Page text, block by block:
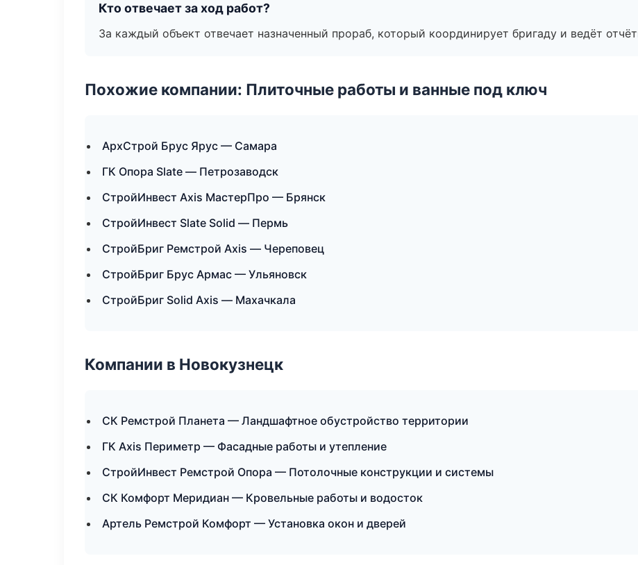
Кто отвечает за ход работ?
За каждый объект отвечает назначенный прораб, который координирует бригаду и ведёт
Похожие компании: Плиточные работы и ванные под ключ
АрхСтрой Брус Ярус — Самара
ГК Опора Slate — Петрозаводск
СтройИнвест Axis МастерПро — Брянск
СтройИнвест Slate Solid — Пермь
СтройБриг Ремстрой Axis — Череповец
СтройБриг Брус Армас — Ульяновск
СтройБриг Solid Axis — Махачкала
Компании в Новокузнецк
СК Ремстрой Планета — Ландшафтное обустройство территории
ГК Axis Периметр — Фасадные работы и утепление
СтройИнвест Ремстрой Опора — Потолочные конструкции и системы
СК Комфорт Меридиан — Кровельные работы и водосток
Артель Ремстрой Комфорт — Установка окон и дверей